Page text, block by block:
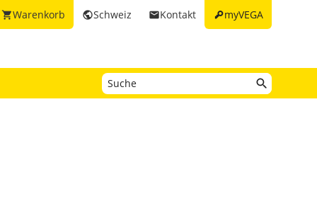
keymyVEGA
emailKontakt
publicSchweiz
shopping_cartWarenkorb